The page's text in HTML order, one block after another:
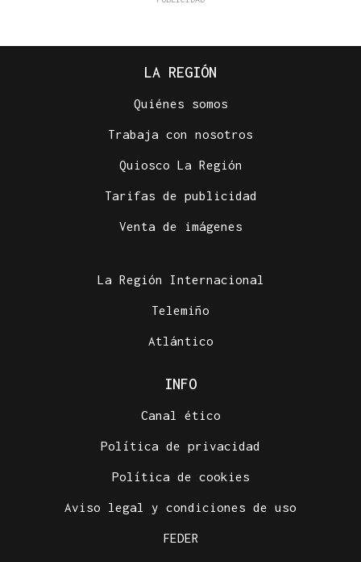
LA REGIÓN
Quiénes somos
Trabaja con nosotros
Quiosco La Región
Tarifas de publicidad
Venta de imágenes
La Región Internacional
Telemiño
Atlántico
INFO
Canal ético
Política de privacidad
Política de cookies
Aviso legal y condiciones de uso
FEDER